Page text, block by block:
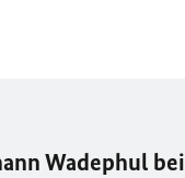
Wadephul bei